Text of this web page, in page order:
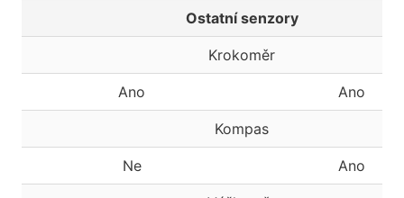
Ostatní senzory
Krokoměr
Ano Ano
Kompas
Ne Ano